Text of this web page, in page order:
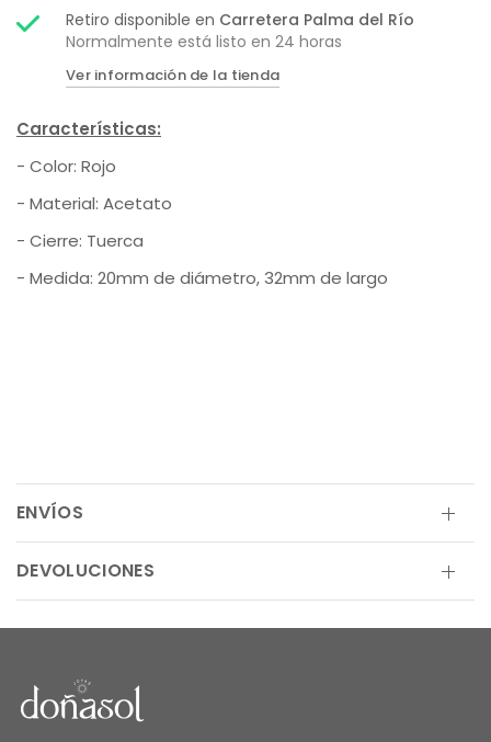
Retiro disponible en Carretera Palma del Río
Normalmente está listo en 24 horas
Ver información de la tienda
Características:
- Color: Rojo
- Material: Acetato
- Cierre: Tuerca
- Medida: 20mm de diámetro, 32mm de largo
ENVÍOS
DEVOLUCIONES